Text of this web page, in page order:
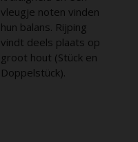
vleugje noten vinden
hun balans. Rijping
vindt deels plaats op
groot hout (Stück en
Doppelstück).